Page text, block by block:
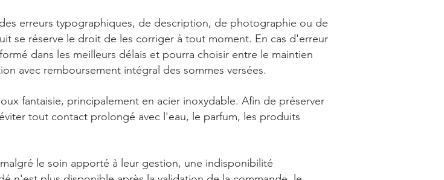
erreurs typographiques, de description, de photographie ou de
se réserve le droit de les corriger à tout moment. En cas d'erreur
dans les meilleurs délais et pourra choisir entre le maintien
avec remboursement intégral des sommes versées.
fantaisie, principalement en acier inoxydable. Afin de préserver
tout contact prolongé avec l'eau, le parfum, les produits
le soin apporté à leur gestion, une indisponibilité